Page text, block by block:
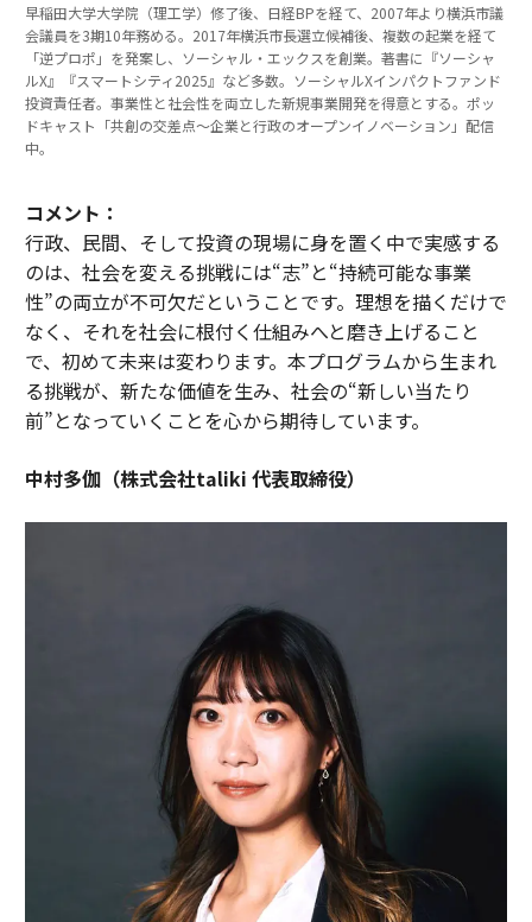
早稲田大学大学院（理工学）修了後、日経BPを経て、2007年より横浜市議
会議員を3期10年務める。2017年横浜市長選立候補後、複数の起業を経て
「逆プロポ」を発案し、ソーシャル・エックスを創業。著書に『ソーシャ
ルX』『スマートシティ2025』など多数。ソーシャルXインパクトファンド
投資責任者。事業性と社会性を両立した新規事業開発を得意とする。ポッ
ドキャスト「共創の交差点〜企業と行政のオープンイノベーション」配信
中。
コメント：
行政、民間、そして投資の現場に身を置く中で実感する
のは、社会を変える挑戦には“志”と“持続可能な事業
性”の両立が不可欠だということです。理想を描くだけで
なく、それを社会に根付く仕組みへと磨き上げること
で、初めて未来は変わります。本プログラムから生まれ
る挑戦が、新たな価値を生み、社会の“新しい当たり
前”となっていくことを心から期待しています。
中村多伽（株式会社taliki 代表取締役）